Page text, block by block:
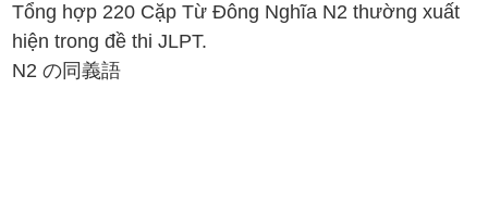
Tổng hợp 220 Cặp Từ Đông Nghĩa N2 thường xuất
hiện trong đề thi JLPT.
N2 の同義語